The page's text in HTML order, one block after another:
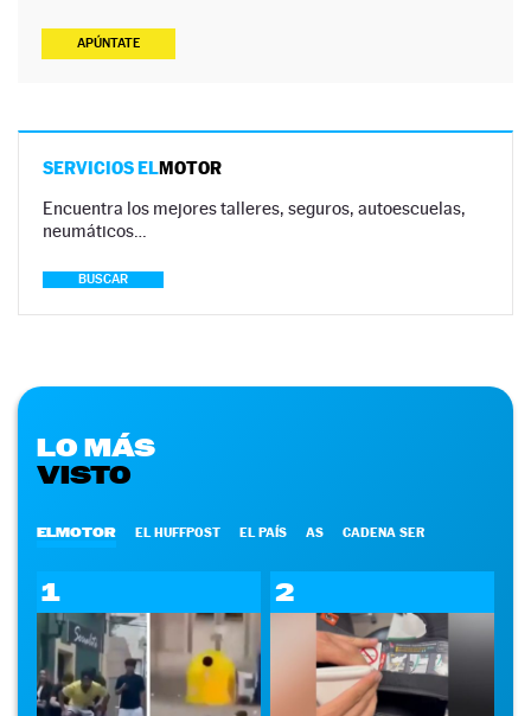
APÚNTATE
SERVICIOS ELMOTOR
Encuentra los mejores talleres, seguros, autoescuelas,
neumáticos…
BUSCAR
LO MÁS
VISTO
ELMOTOR EL HUFFPOST EL PAÍS AS CADENA SER
1 2